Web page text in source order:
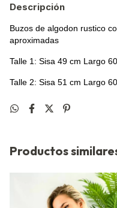
Descripción
Buzos de algodon rustico
aproximadas
Talle 1: Sisa 49 cm Largo
Talle 2: Sisa 51 cm Largo
Productos